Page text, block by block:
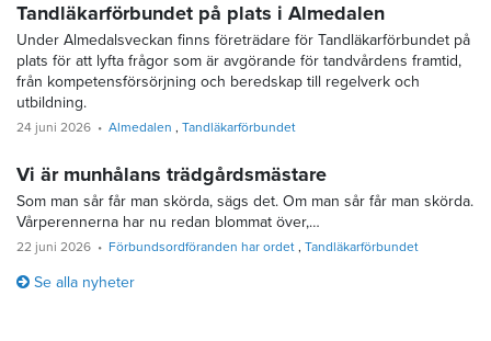
Tandläkarförbundet på plats i Almedalen
Under Almedalsveckan finns företrädare för Tandläkarförbundet på
plats för att lyfta frågor som är avgörande för tandvårdens framtid,
från kompetensförsörjning och beredskap till regelverk och
utbildning.
24 juni 2026 Almedalen Tandläkarförbundet
Vi är munhålans trädgårdsmästare
Som man sår får man skörda, sägs det. Om man sår får man skörda.
Vårperennerna har nu redan blommat över,…
22 juni 2026 Förbundsordföranden har ordet Tandläkarförbundet
Se alla nyheter